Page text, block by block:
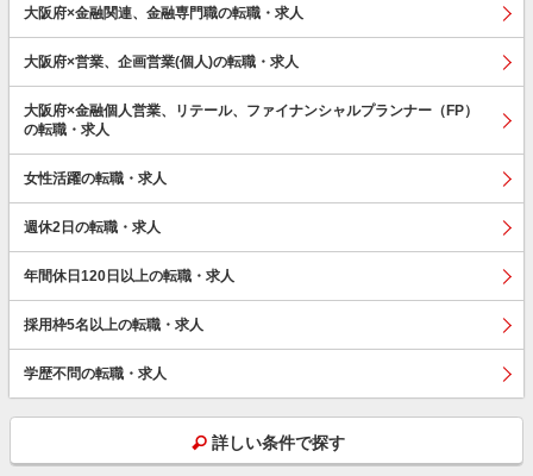
大阪府×金融関連、金融専門職の転職・求人
大阪府×営業、企画営業(個人)の転職・求人
大阪府×金融個人営業、リテール、ファイナンシャルプランナー（FP）
の転職・求人
女性活躍の転職・求人
週休2日の転職・求人
年間休日120日以上の転職・求人
採用枠5名以上の転職・求人
学歴不問の転職・求人
詳しい条件で探す